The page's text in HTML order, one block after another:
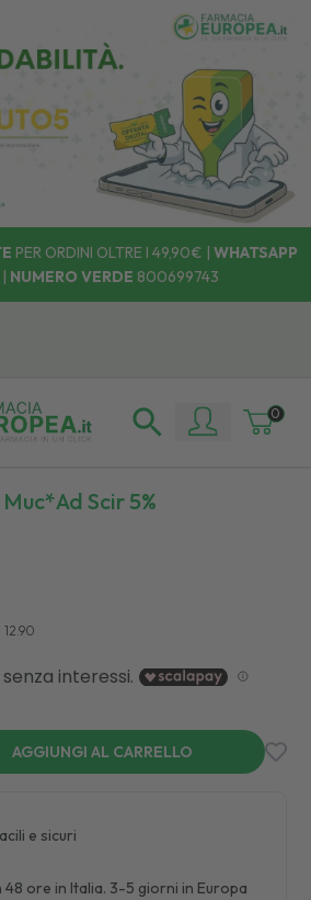
PER ORDINI OLTRE I 49,90€ | WHATSAPP
| NUMERO VERDE 800699743
0
Scir 5%
12.90
AGGIUNGI AL CARRELLO
e sicuri
48 ore in Italia. 3-5 giorni in Europa